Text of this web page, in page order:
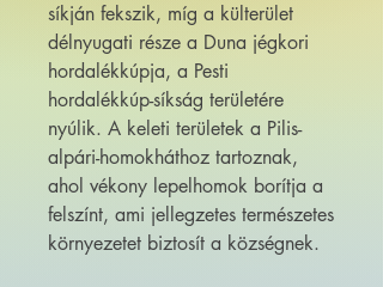
síkján fekszik, míg a külterület
délnyugati része a Duna jégkori
hordalékkúpja, a Pesti
hordalékkúp-síkság területére
nyúlik. A keleti területek a Pilis-
alpári-homokháthoz tartoznak,
ahol vékony lepelhomok borítja a
felszínt, ami jellegzetes természetes
környezetet biztosít a községnek.